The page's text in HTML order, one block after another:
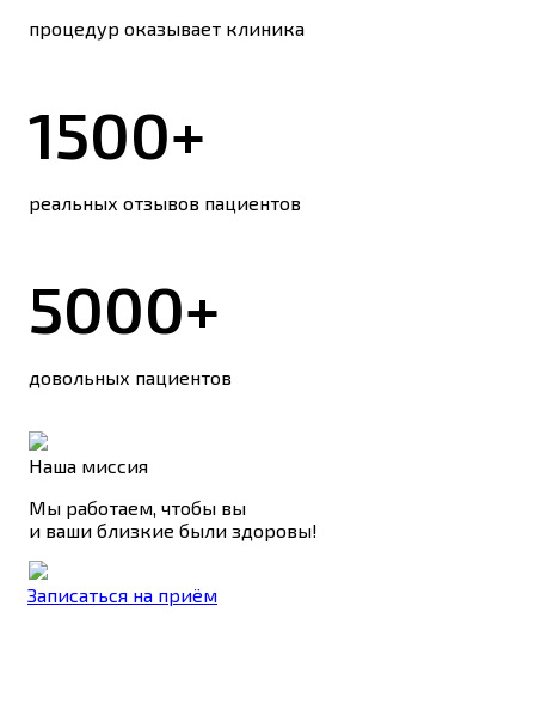
процедур оказывает клиника
1500+
реальных отзывов пациентов
5000+
довольных пациентов
Наша миссия
Мы работаем, чтобы вы
и ваши близкие были здоровы!
Записаться на приём